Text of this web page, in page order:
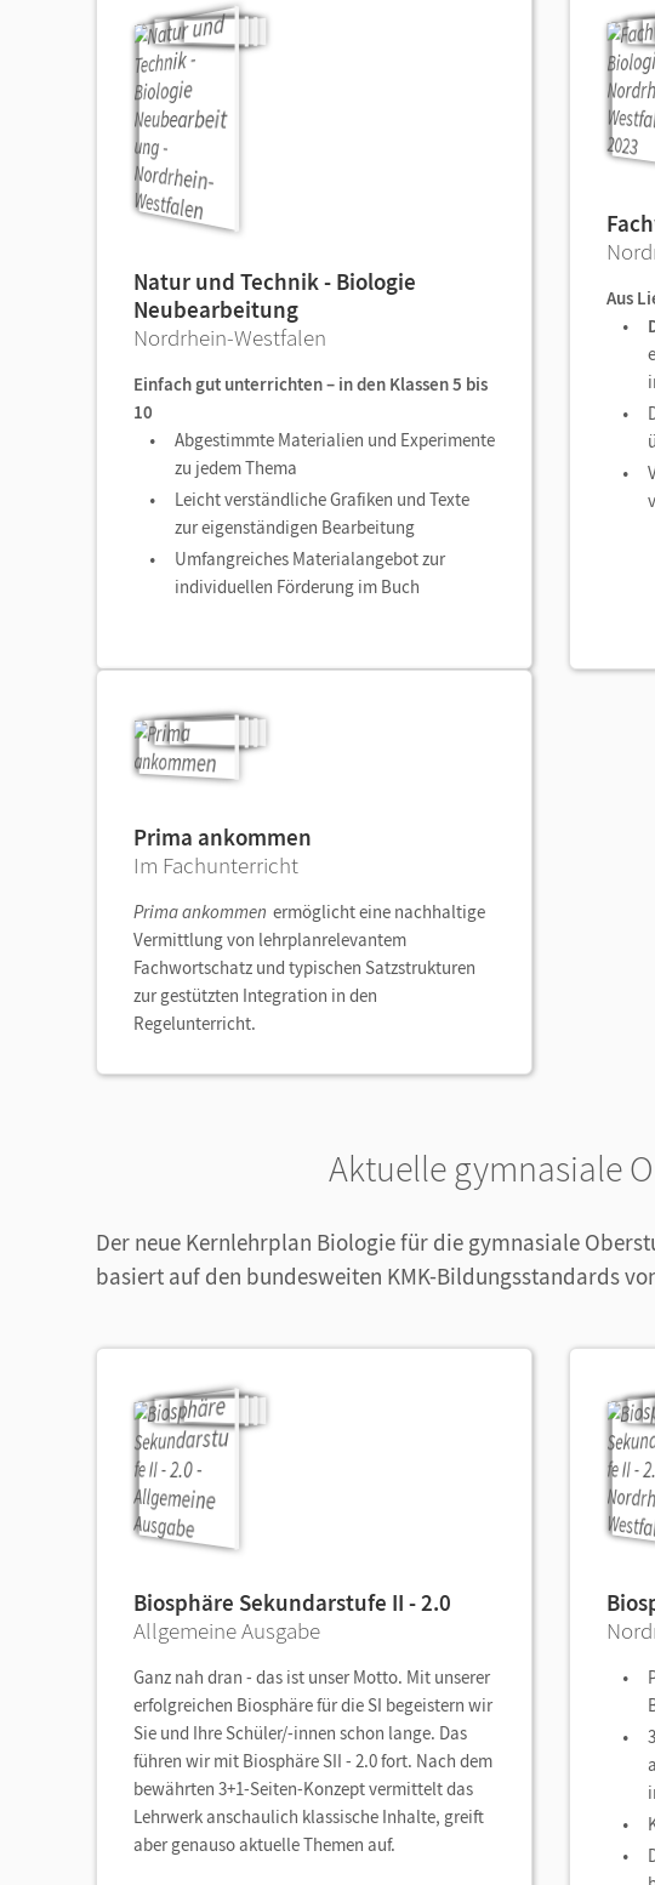
Natur und Technik - Biologie
Neubearbeitung
Nordrhein-Westfalen
Einfach gut unterrichten – in den Klassen 5 bis
10
Abgestimmte Materialien und Experimente
zu jedem Thema
Leicht verständliche Grafiken und Texte
zur eigenständigen Bearbeitung
Umfangreiches Materialangebot zur
individuellen Förderung im Buch
Aus
Prima ankommen
Im Fachunterricht
Prima ankommen ermöglicht eine nachhaltige
Vermittlung von lehrplanrelevantem
Fachwortschatz und typischen Satzstrukturen
zur gestützten Integration in den
Regelunterricht.
Aktuelle gymnasiale
Der neue Kernlehrplan Biologie für die gymnasiale
basiert auf den bundesweiten KMK-Bildungsstandards
Biosphäre Sekundarstufe II - 2.0
Allgemeine Ausgabe
Ganz nah dran - das ist unser Motto. Mit unserer
erfolgreichen Biosphäre für die SI begeistern wir
Sie und Ihre Schüler/-innen schon lange. Das
führen wir mit Biosphäre SII - 2.0 fort. Nach dem
bewährten 3+1-Seiten-Konzept vermittelt das
Lehrwerk anschaulich klassische Inhalte, greift
aber genauso aktuelle Themen auf.